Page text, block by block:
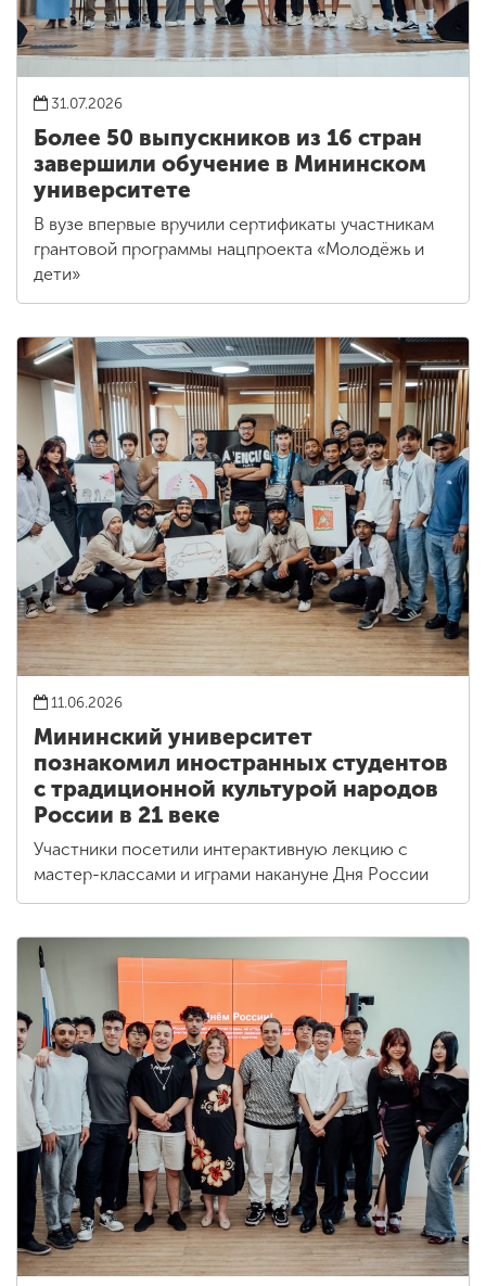
31.07.2026
Более 50 выпускников из 16 стран
завершили обучение в Мининском
университете
В вузе впервые вручили сертификаты участникам
грантовой программы нацпроекта «Молодёжь и
дети»
11.06.2026
Мининский университет
познакомил иностранных студентов
с традиционной культурой народов
России в 21 веке
Участники посетили интерактивную лекцию с
мастер-классами и играми накануне Дня России